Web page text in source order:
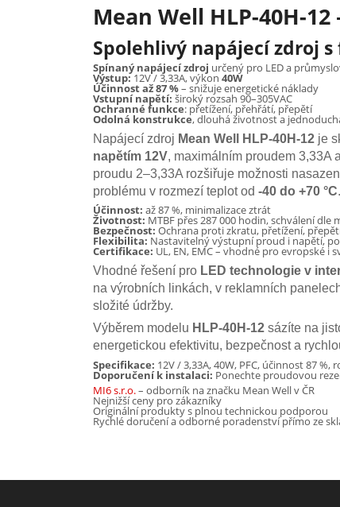
Mean Well HLP-40H-
Spolehlivý napájecí zdroj
Spínaný napájecí zdroj určený pro LED a
Výstup:12V / 3,33A, výkon 40W
Účinnost až 87 %– snižuje energetické náklady
Vstupní napětí: široký rozsah 90–305VAC
Ochranné funkce: přetížení, přehřátí, přepětí
Odolná konstrukce, dlouhá životnost a
Napájecí zdroj Mean Well HLP-40H-12 je
napětím 12V, maximálním proudem 3,33A
proudu 2–3,33A rozšiřuje možnosti
problému v rozmezí teplot od -40 do +70 °C
Účinnost: až 87 %, minimalizace ztrát
Životnost: MTBF přes 287 000 hodin, schválení dle
Bezpečnost: Ochrana proti zkratu, přetížení,
Flexibilita: Nastavitelný výstupní proud i napětí,
Certifikace: UL, EN, EMC – vhodné pro evropské i
Vhodné řešení pro LED technologie v
na výrobních linkách, v reklamních
složité údržby.
Výběrem modelu HLP-40H-12 sázíte na
energetickou efektivitu, bezpečnost a
Specifikace: 12V / 3,33A, 40W, PFC, účinnost 87
Doporučení k instalaci: Ponechte proudovou
MI6 s.r.o.– odborník na značku Mean Well v ČR
Nejnižší ceny pro zákazníky
Originální produkty s plnou technickou podporou
Rychlé doručení a odborné poradenství přímo ze